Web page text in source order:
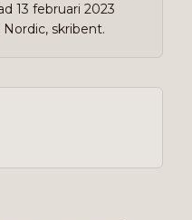
13 februari 2023
skribent.